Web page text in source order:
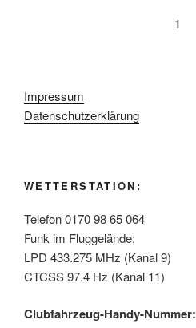
1
Impressum
Datenschutzerklärung
WETTERSTATION:
Telefon 0170 98 65 064
Funk im Fluggelände:
LPD 433.275 MHz (Kanal 9)
CTCSS 97.4 Hz (Kanal 11)
Clubfahrzeug-Handy-Nummer: